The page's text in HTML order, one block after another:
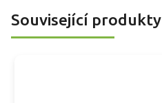
Související produkty